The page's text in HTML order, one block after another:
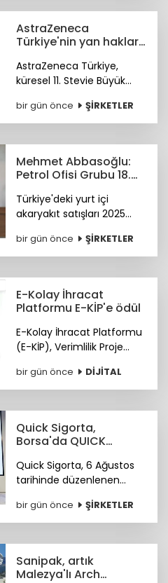
AstraZeneca
Türkiye'nin yan haklar
uluslararası ödül
AstraZeneca Türkiye,
küresel 11. Stevie Büyük
Bronz Stevie Ödülü'nün
sahibi oldu. Ödüller 28
bir gün önce ŞİRKETLER
Mehmet Abbasoğlu:
Petrol Ofisi Grubu 18.
Türkiye'deki yurt içi
akaryakıt satışları 2025
yükseldi. Petrol Ofisi
Grubu, yurt içi toplam
zirvede kapattı.
bir gün önce ŞİRKETLER
E-Kolay İhracat
Platformu E-KİP'e ödül
E-Kolay İhracat Platformu
(E-KİP), Verimlilik Proje
Dönüşüm" kategorisinde
birincilik ödülüne layık
bir gün önce DİJİTAL
Quick Sigorta,
Borsa'da QUICK
görmeye başladı
Quick Sigorta, 6 Ağustos
tarihinde düzenlenen
işlem koduyla Borsa
İstanbul’da işlem görmeye
bir gün önce ŞİRKETLER
Sanipak, artık
Malezya'lı Arch